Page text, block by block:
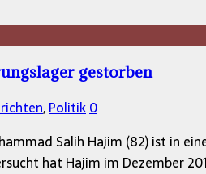
gestorben
,Politik0
Salih Hajim (82) ist in
hat Hajim im Dezember